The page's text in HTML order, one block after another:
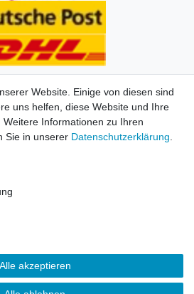
AGB Kontakt
vorbehalten. HL-
sowie sämtliche
sind Eigentum Ihrer
und dienen hier nur der
Händler, ansonsten zeigt der
Website. Einige von diesen sind
uns helfen, diese Website und Ihre
Informationen zu Ihren
Sie in unserer Daten­schutz­erklärung
Alle akzeptieren